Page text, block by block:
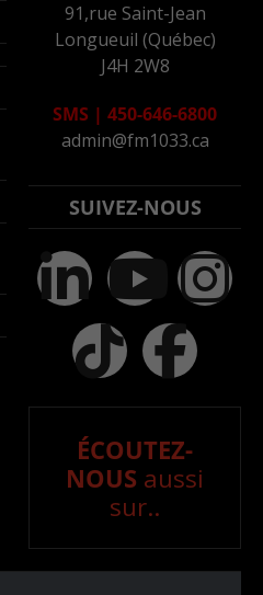
91,rue Saint-Jean
Longueuil (Québec)
J4H 2W8
SMS | 450-646-6800
admin@fm1033.ca
SUIVEZ-NOUS
ÉCOUTEZ-
NOUS aussi
sur..